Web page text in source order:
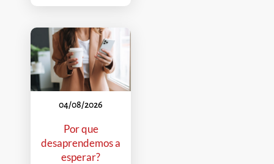
04/08/2026
Por que
desaprendemos a
esperar?